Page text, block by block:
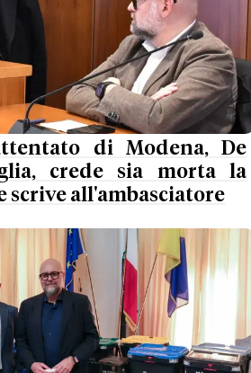
di Modena, De
crede sia morta la
scrive all'ambasciatore